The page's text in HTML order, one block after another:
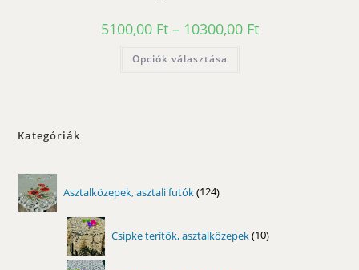
5100,00 Ft – 10300,00 FtÁrtartomány:
5100,00 Ft
Opciók választása
Kategóriák
Asztalközepek, asztali futók 124
termék
Csipke terítők, asztalközepek 10
termék